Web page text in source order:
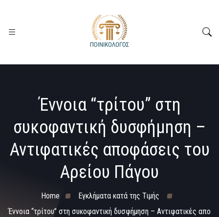
Έννοια “τρίτου” στη
συκοφαντική δυσφήμηση –
Αντιφατικές αποφάσεις του
Αρείου Πάγου
Home
Εγκλήματα κατά της Τιμής
Έννοια “τρίτου” στη συκοφαντική δυσφήμηση – Αντιφατικές απο